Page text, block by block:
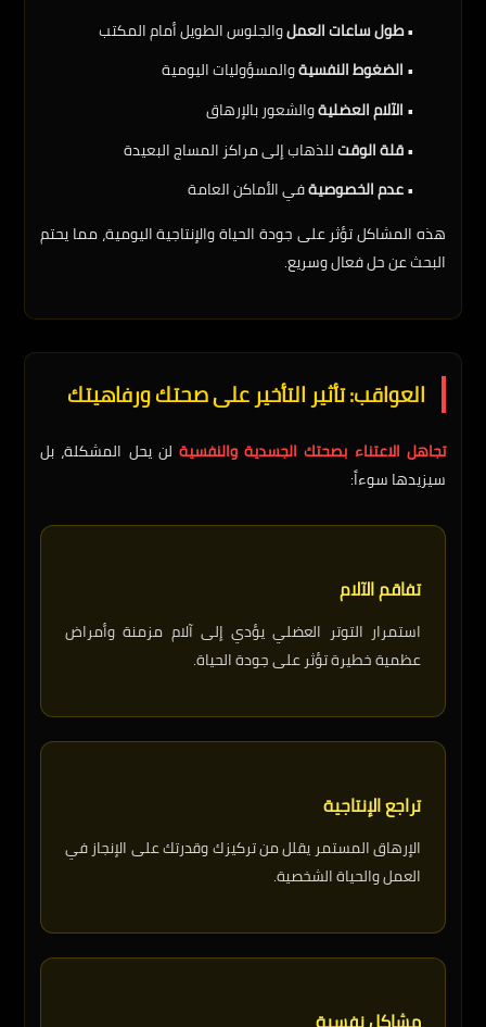
•طول ساعات العملوالجلوس الطويل أمام المكتب
•الضغوط النفسيةوالمسؤوليات اليومية
•الآلام العضليةوالشعور بالإرهاق
•قلة الوقتللذهاب إلى مراكز المساج البعيدة
•عدم الخصوصيةفي الأماكن العامة
هذه المشاكل تؤثر على جودة الحياة والإنتاجية اليومية، مما يحتم
البحث عن حل فعال وسريع.
العواقب: تأثير التأخير على صحتك ورفاهيتك
تجاهل الاعتناء بصحتك الجسدية والنفسية لن يحل المشكلة، بل
سيزيدها سوءاً:
تفاقم الآلام
استمرار التوتر العضلي يؤدي إلى آلام مزمنة وأمراض
عظمية خطيرة تؤثر على جودة الحياة.
تراجع الإنتاجية
الإرهاق المستمر يقلل من تركيزك وقدرتك على الإنجاز في
العمل والحياة الشخصية.